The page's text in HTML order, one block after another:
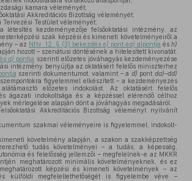
kamara véleményét;
Akkreditációs Bizottság véleményét;
Tervezési Testület véleményét;
létesítés kezdeményezője felsőoktatási intézmény, az
szak képzési és kimeneti követelményeiről a
– az Nftv. 12. § (3) bekezdés e) pont ea) alpontja ésh)
hozott – szenátusi döntésének a hitelesített kivonatát.
a) pontja szerinti előzetes jóváhagyás kezdeményezése
intézmény benyújtja az oktatásért felelős miniszterhez
szerinti dokumentumot, valamint – a d) pontda)–dd)
figyelemmel elkészített – a kezdeményezés
alátámasztó előzetes indokolást. Az oktatásért felelős
ágazati indokoltsága és a képzéssel elérendő célhoz
mérlegelése alapján dönt a jóváhagyás megadásáról.
Akkreditációs Bizottság véleményt nyilvánít
szakmai véleményeire is figyelemmel, indokolt-
követelmény alapján, a szakon a szakképzettség
tudás követelményei – a tudás, a képesség,
és felelősség jellemzői – megfelelnek-e az MKKR
meghatározott minimális követelményeknek, és ez
képzési és kimeneti követelmények – az
külföldi megfeleltethetőségét is figyelembe véve –